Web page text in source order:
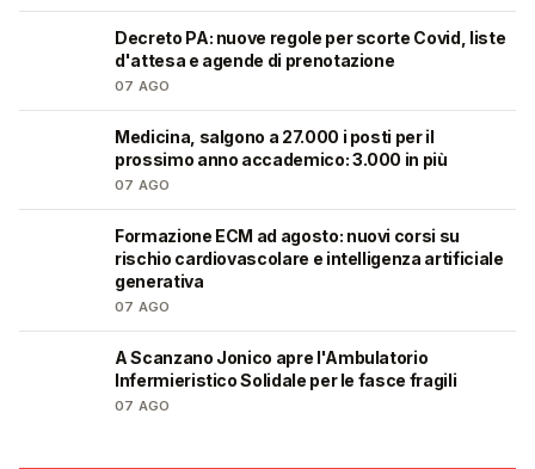
Decreto PA: nuove regole per scorte Covid, liste
d'attesa e agende di prenotazione
07 AGO
Medicina, salgono a 27.000 i posti per il
prossimo anno accademico: 3.000 in più
07 AGO
Formazione ECM ad agosto: nuovi corsi su
rischio cardiovascolare e intelligenza artificiale
generativa
07 AGO
A Scanzano Jonico apre l'Ambulatorio
Infermieristico Solidale per le fasce fragili
07 AGO